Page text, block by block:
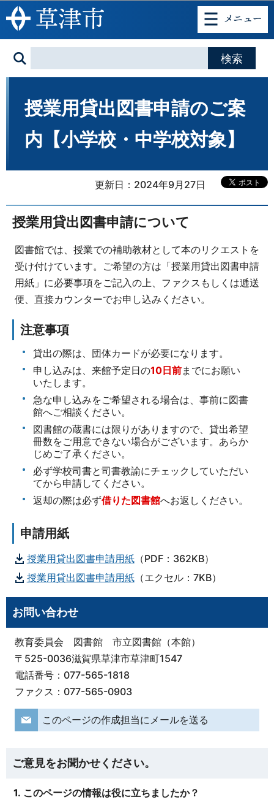
このページの本文へ移動
授業用貸出図書申請のご案
内【小学校・中学校対象】
更新日：2024年9月27日
授業用貸出図書申請について
図書館では、授業での補助教材として本のリクエストを
受け付けています。ご希望の方は「授業用貸出図書申請
用紙」に必要事項をご記入の上、ファクスもしくは逓送
便、直接カウンターでお申し込みください。
注意事項
貸出の際は、団体カードが必要になります。
申し込みは、来館予定日の10日前までにお願い
いたします。
急な申し込みをご希望される場合は、事前に図書
館へご相談ください。
図書館の蔵書には限りがありますので、貸出希望
冊数をご用意できない場合がございます。あらか
じめご了承ください。
必ず学校司書と司書教諭にチェックしていただい
てから申請してください。
返却の際は必ず借りた図書館へお返しください。
申請用紙
授業用貸出図書申請用紙（PDF：362KB）
授業用貸出図書申請用紙（エクセル：7KB）
お問い合わせ
教育委員会 図書館 市立図書館（本館）
〒525-0036滋賀県草津市草津町1547
電話番号：077-565-1818
ファクス：077-565-0903
このページの作成担当にメールを送る
ご意見をお聞かせください。
1. このページの情報は役に立ちましたか？